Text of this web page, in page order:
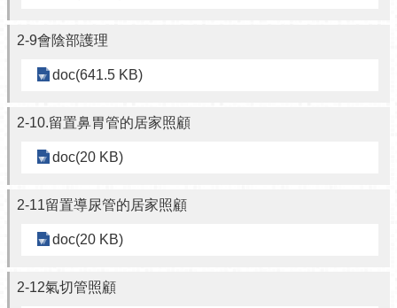
2-9會陰部護理
doc(641.5 KB)
2-10.留置鼻胃管的居家照顧
doc(20 KB)
2-11留置導尿管的居家照顧
doc(20 KB)
2-12氣切管照顧